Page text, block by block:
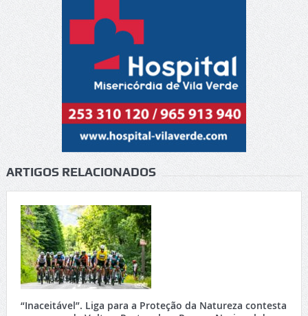
ARTIGOS RELACIONADOS
“Inaceitável”. Liga para a Proteção da Natureza contesta